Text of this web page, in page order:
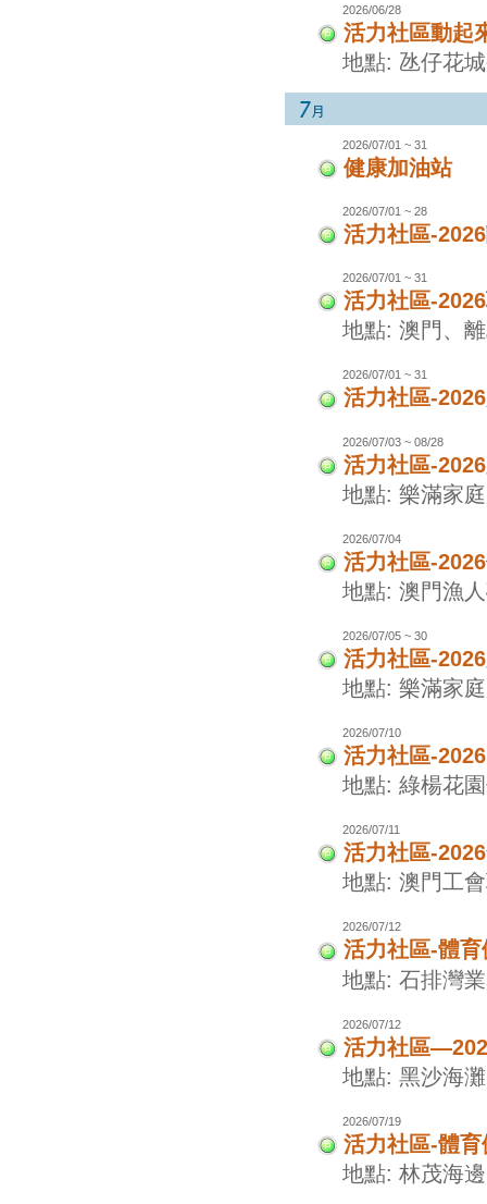
2026/06/28
活力社區動起
地點: 氹仔花
2026/07/01 ~ 31
健康加油站
2026/07/01 ~ 28
活力社區-
2026/07/01 ~ 31
活力社區-
地點: 澳門、
2026/07/01 ~ 31
活力社區-
2026/07/03 ~ 08/28
活力社區-
地點: 樂滿家
2026/07/04
活力社區-
地點: 澳門漁
2026/07/05 ~ 30
活力社區-
地點: 樂滿家
2026/07/10
活力社區-
地點: 綠楊花
2026/07/11
活力社區-
地點: 澳門工
2026/07/12
活力社區-體
地點: 石排灣
2026/07/12
活力社區
地點: 黑沙海灘
2026/07/19
活力社區-體
地點: 林茂海